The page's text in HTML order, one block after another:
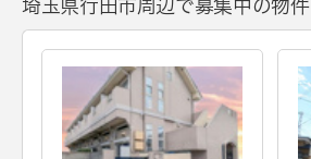
埼玉県行田市周辺で募集中の物件